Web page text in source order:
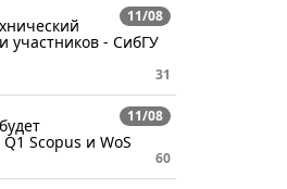
11/08
участников - СибГУ
31
11/08
Scopus и WoS
60